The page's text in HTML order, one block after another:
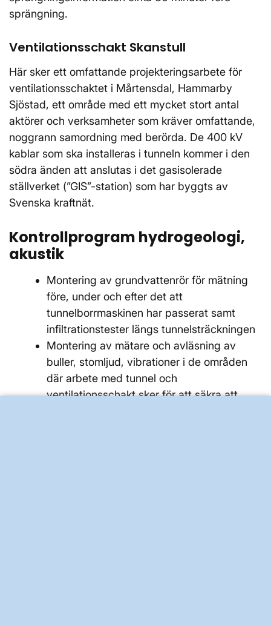
sprängning.
Ventilationsschakt Skanstull
Här sker ett omfattande projekteringsarbete för
ventilationsschaktet i Mårtensdal, Hammarby
Sjöstad, ett område med ett mycket stort antal
aktörer och verksamheter som kräver omfattande,
noggrann samordning med berörda. De 400 kV
kablar som ska installeras i tunneln kommer i den
södra änden att anslutas i det gasisolerade
ställverket (”GIS”-station) som har byggts av
Svenska kraftnät.
Kontrollprogram hydrogeologi,
akustik
Montering av grundvattenrör för mätning
före, under och efter det att
tunnelborrmaskinen har passerat samt
infiltrationstester längs tunnelsträckningen
Montering av mätare och avläsning av
buller, stomljud, vibrationer i de områden
där arbete med tunnel och
ventilationsschakt sker för att säkra att